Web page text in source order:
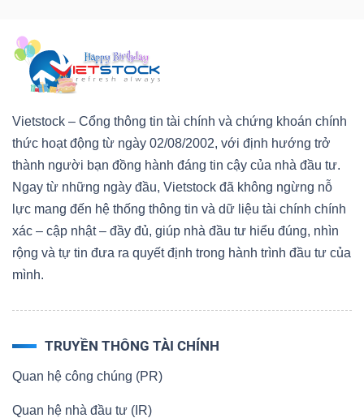
Vietstock – Cổng thông tin tài chính và chứng khoán chính
thức hoạt động từ ngày 02/08/2002, với định hướng trở
thành người bạn đồng hành đáng tin cậy của nhà đầu tư.
Ngay từ những ngày đầu, Vietstock đã không ngừng nỗ
lực mang đến hệ thống thông tin và dữ liệu tài chính chính
xác – cập nhật – đầy đủ, giúp nhà đầu tư hiểu đúng, nhìn
rộng và tự tin đưa ra quyết định trong hành trình đầu tư của
mình.
TRUYỀN THÔNG TÀI CHÍNH
Quan hệ công chúng (PR)
Quan hệ nhà đầu tư (IR)